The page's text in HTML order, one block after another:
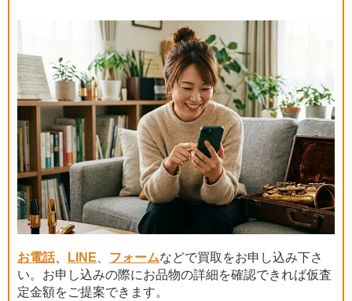
お電話、 LINE、 フォームなどで買取をお申し込み下さ
い。お申し込みの際にお品物の詳細を確認できれば仮査
定金額をご提案できます。